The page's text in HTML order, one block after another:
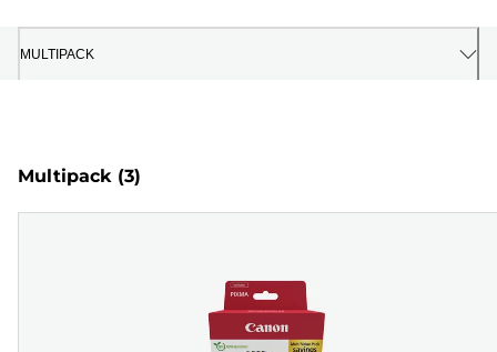
MULTIPACK
Multipack (3)